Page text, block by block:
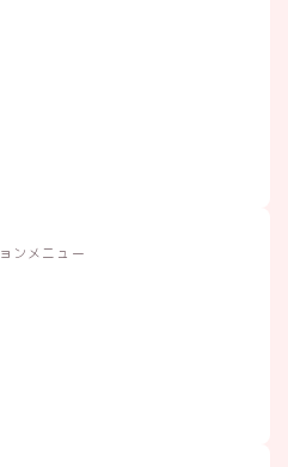
ンメニュー